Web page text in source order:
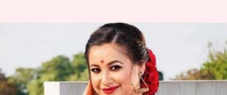
Two Thousand Crore fraud:
అస్సాంలో భారీ స్టాక్ ట్రేడింగ్ స్కాం.. ప్రముఖ
నటి అరెస్ట్
వ్రాసిన వారు Jayachandra Akuri Sep 12, 2024 10:30 am